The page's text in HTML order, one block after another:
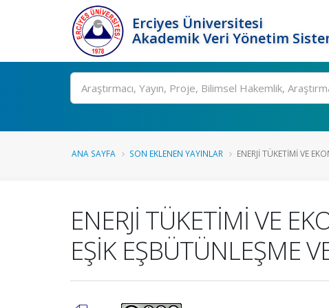
Erciyes Üniversitesi
Akademik Veri Yönetim
Ara
ANA SAYFA SON EKLENEN YAYINLAR ENERJİ TÜKETİMİ VE
ENERJİ TÜKETİMİ VE
EŞİK EŞBÜTÜNLEŞME